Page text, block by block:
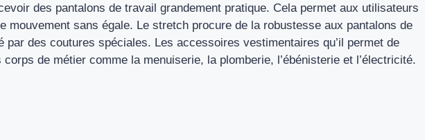
des pantalons de travail grandement pratique. Cela permet aux utilisateurs
mouvement sans égale. Le stretch procure de la robustesse aux pantalons de
par des coutures spéciales. Les accessoires vestimentaires qu’il permet de
de métier comme la menuiserie, la plomberie, l’ébénisterie et l’électricité.